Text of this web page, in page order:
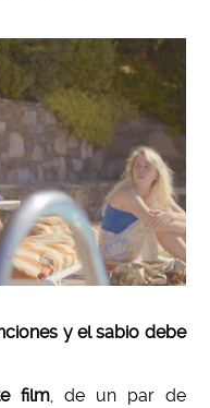
y el sabio debe
film, de un par de